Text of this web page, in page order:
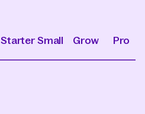
Starter Small Grow Pro